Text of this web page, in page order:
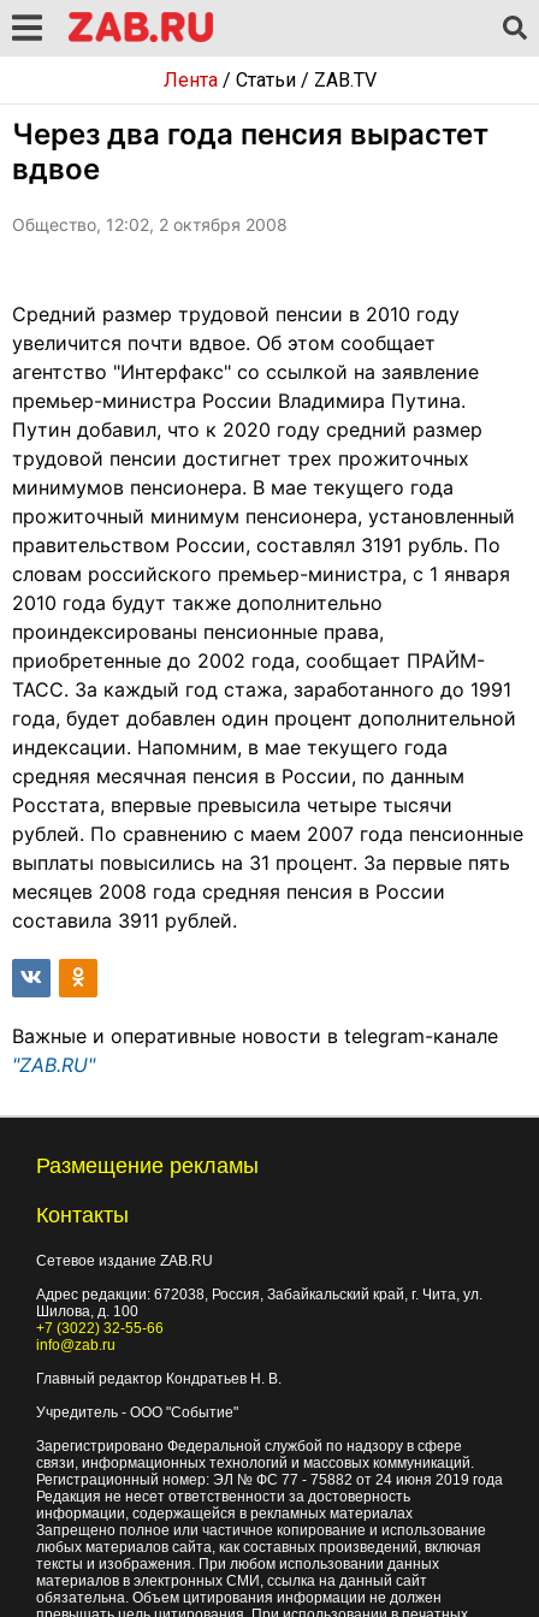
Лента/ Статьи/ ZAB.TV
Через два года пенсия вырастет
вдвое
Общество, 12:02, 2 октября 2008
Средний размер трудовой пенсии в 2010 году
увеличится почти вдвое. Об этом сообщает
агентство "Интерфакс" со ссылкой на заявление
премьер-министра России Владимира Путина.
Путин добавил, что к 2020 году средний размер
трудовой пенсии достигнет трех прожиточных
минимумов пенсионера. В мае текущего года
прожиточный минимум пенсионера, установленный
правительством России, составлял 3191 рубль. По
словам российского премьер-министра, с 1 января
2010 года будут также дополнительно
проиндексированы пенсионные права,
приобретенные до 2002 года, сообщает ПРАЙМ-
ТАСС. За каждый год стажа, заработанного до 1991
года, будет добавлен один процент дополнительной
индексации. Напомним, в мае текущего года
средняя месячная пенсия в России, по данным
Росстата, впервые превысила четыре тысячи
рублей. По сравнению с маем 2007 года пенсионные
выплаты повысились на 31 процент. За первые пять
месяцев 2008 года средняя пенсия в России
составила 3911 рублей.
Важные и оперативные новости в telegram-канале
"ZAB.RU"
Размещение рекламы
Контакты
Сетевое издание ZAB.RU
Адрес редакции: 672038, Россия, Забайкальский край, г. Чита, ул.
Шилова, д. 100
+7 (3022) 32-55-66
info@zab.ru
Главный редактор Кондратьев Н. В.
Учредитель - ООО "Событие"
Зарегистрировано Федеральной службой по надзору в сфере
связи, информационных технологий и массовых коммуникаций.
Регистрационный номер: ЭЛ № ФС 77 - 75882 от 24 июня 2019 года
Редакция не несет ответственности за достоверность
информации, содержащейся в рекламных материалах
Запрещено полное или частичное копирование и использование
любых материалов сайта, как составных произведений, включая
тексты и изображения. При любом использовании данных
материалов в электронных СМИ, ссылка на данный сайт
обязательна. Объем цитирования информации не должен